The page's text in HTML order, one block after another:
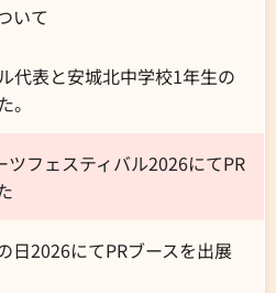
いて
代表と安城北中学校1年生の
フェスティバル2026にてPR
日2026にてPRブースを出展